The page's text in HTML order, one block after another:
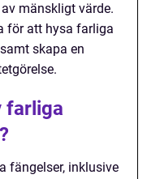
mänskligt värde.
för att hysa farliga
skapa en
farliga
fängelser, inklusive